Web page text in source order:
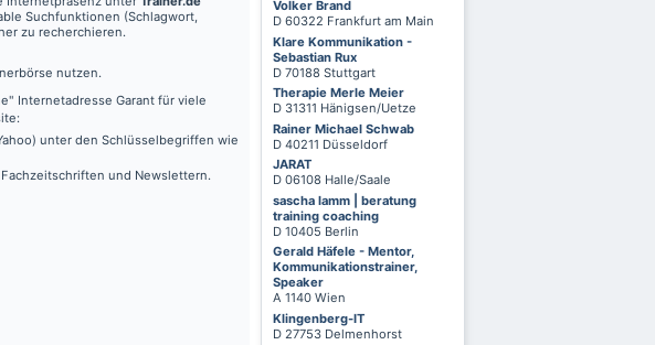
Volker Brand
D 60322 Frankfurt am Main
Klare Kommunikation -
Sebastian Rux
D 70188 Stuttgart
Therapie Merle Meier
D 31311 Hänigsen/Uetze
Rainer Michael Schwab
D 40211 Düsseldorf
JARAT
D 06108 Halle/Saale
sascha lamm | beratung
training coaching
D 10405 Berlin
Gerald Häfele - Mentor,
Kommunikationstrainer,
Speaker
A 1140 Wien
Klingenberg-IT
D 27753 Delmenhorst
Suchfunktionen (Schlagwort,
zu recherchieren.
nutzen.
Internetadresse Garant für viele
unter den Schlüsselbegriffen wie
und Newslettern.